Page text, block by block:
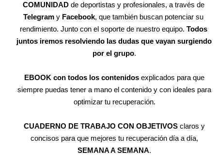
COMUNIDAD
de deportistas y profesionales, a través de
Telegram y Facebook, que también buscan potenciar su
rendimiento. Junto con el soporte de nuestro equipo. Todos
juntos iremos resolviendo las dudas que vayan surgiendo
por el grupo.
EBOOK con todos los contenidos explicados para que
siempre puedas tener a mano el contenido y con ideales para
optimizar tu recuperación.
CUADERNO DE TRABAJO CON OBJETIVOS claros y
concisos para que mejores tu recuperación día a día,
SEMANA A SEMANA.